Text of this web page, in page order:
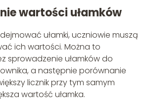
wartości ułamków
ułamki, uczniowie muszą
ich wartości. Można to
sprowadzenie ułamków do
a następnie porównanie
licznik przy tym samym
wartość ułamka.